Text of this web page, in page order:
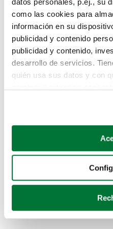
datos personales, p.ej., su
como las cookies para
información en su
publicidad y contenido
publicidad y contenido,
desarrollo de servicios.
quién usa sus datos y con
Si lo permite, también
Recopilar información
Identificar su
para buscar
Obtenga más información
Lo sentimos, no
te hemos
Pero puedes encontrar
buscando en alguno de
Coches de segunda mano
Coches de km0